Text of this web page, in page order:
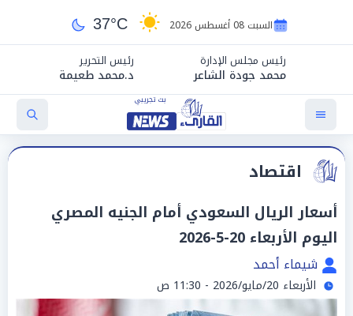
السبت 08 أغسطس 2026 37°C
رئيس مجلس الإدارة
محمد جودة الشاعر
رئيس التحرير
د.محمد طعيمة
اقتصاد
أسعار الريال السعودي أمام الجنيه المصري
اليوم الأربعاء 20-5-2026
شيماء أحمد
الأربعاء 20/مايو/2026 - 11:30 ص